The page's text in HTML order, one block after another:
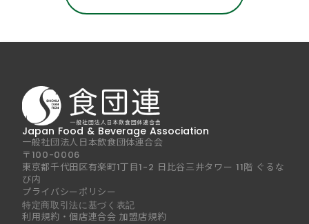
Japan Food & Beverage Association
一般社団法人日本飲食団体連合会
〒100-0006
東京都千代田区有楽町1丁目1-2 日比谷三井タワー 11階 ぐるな
び内
プライバシーポリシー
特定商取引法に基づく表記
利用規約・個店連合会 加盟店規約